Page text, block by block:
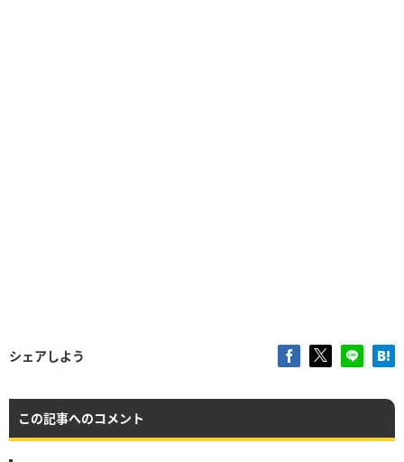
シェアしよう
この記事へのコメント